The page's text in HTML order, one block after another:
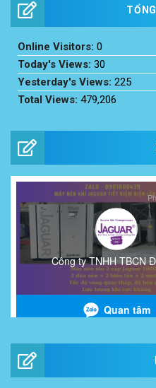
Online Visitors: 0
Today's Views: 30
Yesterday's Views: 225
Total Views: 479,206